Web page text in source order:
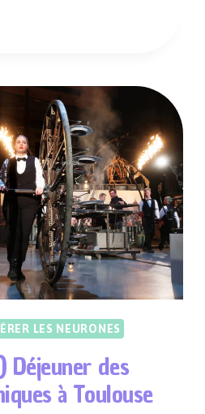
LES NEURONES
des
à Toulouse